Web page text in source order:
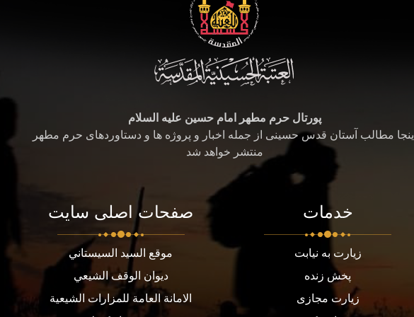
پورتال حرم مطهر امام حسین علیه السلام
اینجا مطالب آستان قدس حسینی از جمله اخبار و پروژه ها و دستاوردهای حرم مطهر
منتشر خواهد شد
خدمات
زیارت به نیابت
پخش زنده
زیارت مجازی
صفحات اصلی سایت
موقع السيد السيستاني
ديوان الوقف الشيعي
الامانة العامة للمزارات الشيعية